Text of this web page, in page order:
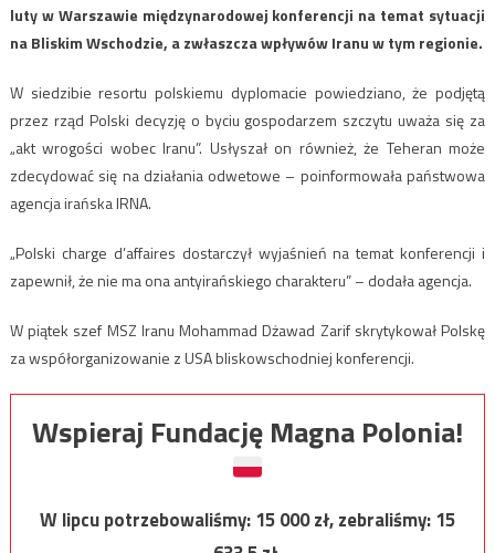
luty w Warszawie międzynarodowej konferencji na temat sytuacji
na Bliskim Wschodzie, a zwłaszcza wpływów Iranu w tym regionie.
W siedzibie resortu polskiemu dyplomacie powiedziano, że podjętą
przez rząd Polski decyzję o byciu gospodarzem szczytu uważa się za
„akt wrogości wobec Iranu”. Usłyszał on również, że Teheran może
zdecydować się na działania odwetowe – poinformowała państwowa
agencja irańska IRNA.
„Polski charge d’affaires dostarczył wyjaśnień na temat konferencji i
zapewnił, że nie ma ona antyirańskiego charakteru” – dodała agencja.
W piątek szef MSZ Iranu Mohammad Dżawad Zarif skrytykował Polskę
za współorganizowanie z USA bliskowschodniej konferencji.
Wspieraj Fundację Magna Polonia!
W lipcu potrzebowaliśmy:15 000zł, zebraliśmy:15